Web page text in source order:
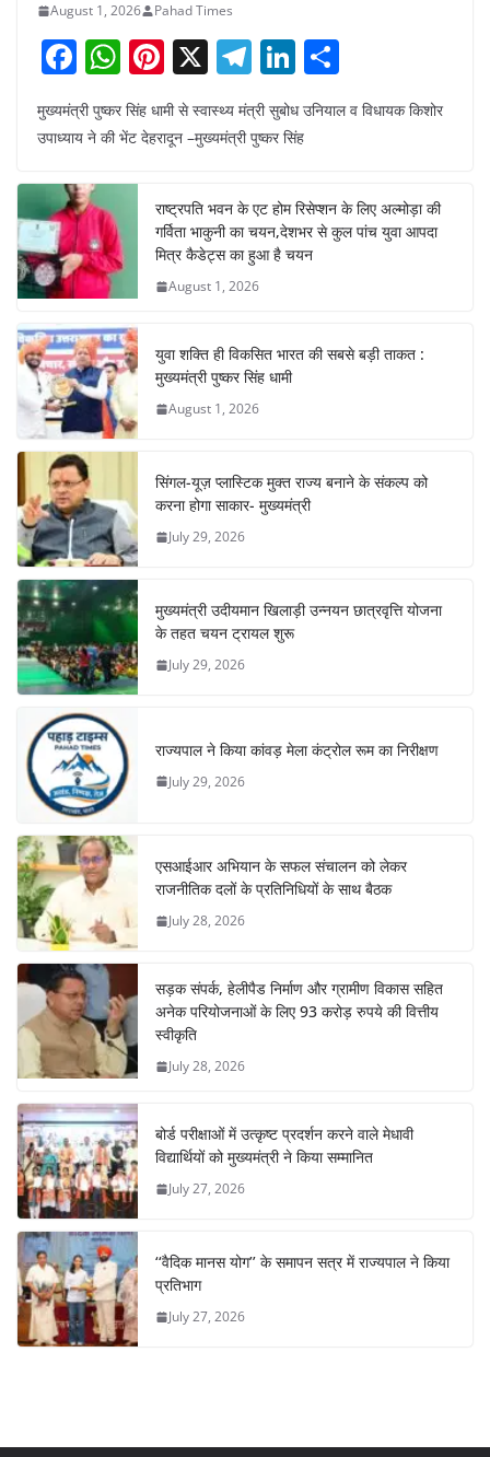
August 1, 2026 Pahad Times
F
a
c
b
o
o
k
W
h
at
A
p
p
Pi
nt
er
e
st
X T
el
e
gr
a
m
Li
n
k
dI
n
ar
मुख्यमंत्री पुष्कर सिंह धामी से स्वास्थ्य मंत्री सुबोध उनियाल व विधायक किशोर
उपाध्याय ने की भेंट देहरादून –मुख्यमंत्री पुष्कर सिंह
राष्ट्रपति भवन के एट होम रिसेप्शन के लिए अल्मोड़ा की
गर्विता भाकुनी का चयन,देशभर से कुल पांच युवा आपदा
मित्र कैडेट्स का हुआ है चयन
August 1, 2026
युवा शक्ति ही विकसित भारत की सबसे बड़ी ताकत :
मुख्यमंत्री पुष्कर सिंह धामी
August 1, 2026
सिंगल-यूज़ प्लास्टिक मुक्त राज्य बनाने के संकल्प को
करना होगा साकार- मुख्यमंत्री
July 29, 2026
मुख्यमंत्री उदीयमान खिलाड़ी उन्नयन छात्रवृत्ति योजना
के तहत चयन ट्रायल शुरू
July 29, 2026
राज्यपाल ने किया कांवड़ मेला कंट्रोल रूम का निरीक्षण
July 29, 2026
एसआईआर अभियान के सफल संचालन को लेकर
राजनीतिक दलों के प्रतिनिधियों के साथ बैठक
July 28, 2026
सड़क संपर्क, हेलीपैड निर्माण और ग्रामीण विकास सहित
अनेक परियोजनाओं के लिए 93 करोड़ रुपये की वित्तीय
स्वीकृति
July 28, 2026
बोर्ड परीक्षाओं में उत्कृष्ट प्रदर्शन करने वाले मेधावी
विद्यार्थियों को मुख्यमंत्री ने किया सम्मानित
July 27, 2026
‘‘वैदिक मानस योग’’ के समापन सत्र में राज्यपाल ने किया
प्रतिभाग
July 27, 2026